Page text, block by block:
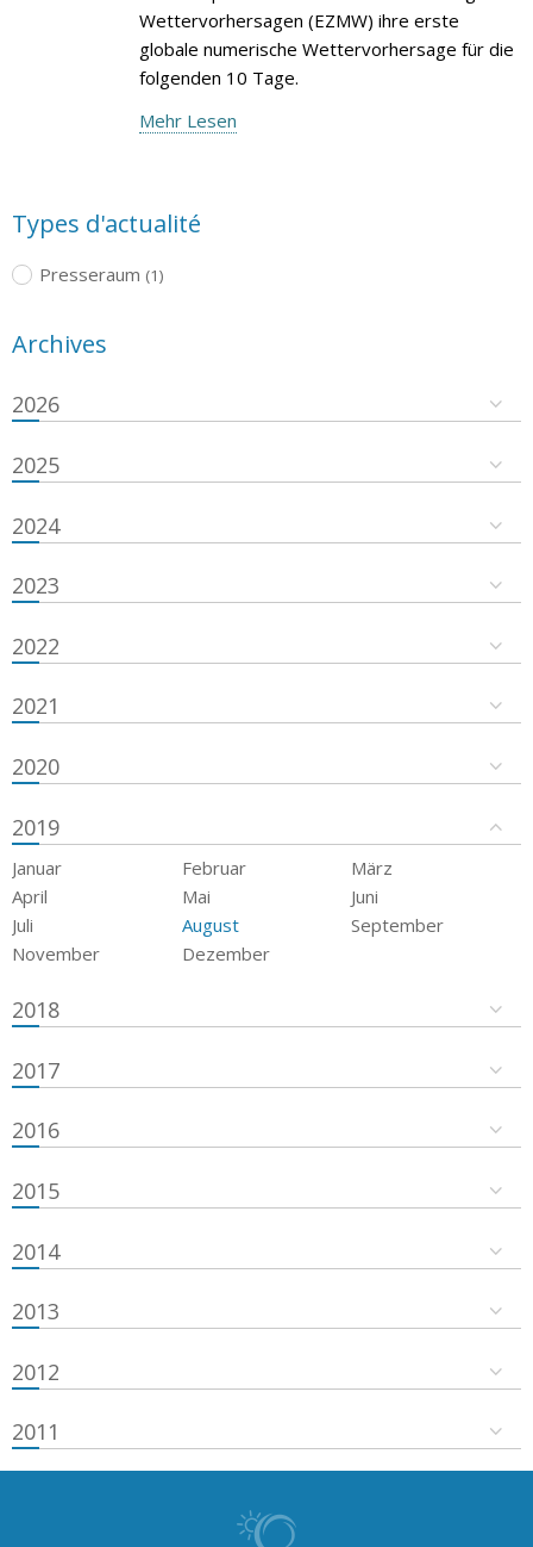
Wettervorhersagen (EZMW) ihre erste
globale numerische Wettervorhersage für die
folgenden 10 Tage.
Mehr Lesen
Types d'actualité
Presseraum (1)
Archives
2026
2025
2024
2023
2022
2021
2020
2019
Januar Februar
März
April
Mai
Juni
Juli
August
September
November
Dezember
2018
2017
2016
2015
2014
2013
2012
2011